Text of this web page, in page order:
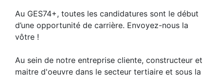
Au GES74+, toutes les candidatures sont le début
d’une opportunité de carrière. Envoyez-nous la
vôtre !
Au sein de notre entreprise cliente, constructeur et
maitre d'oeuvre dans le secteur tertiaire et sous la